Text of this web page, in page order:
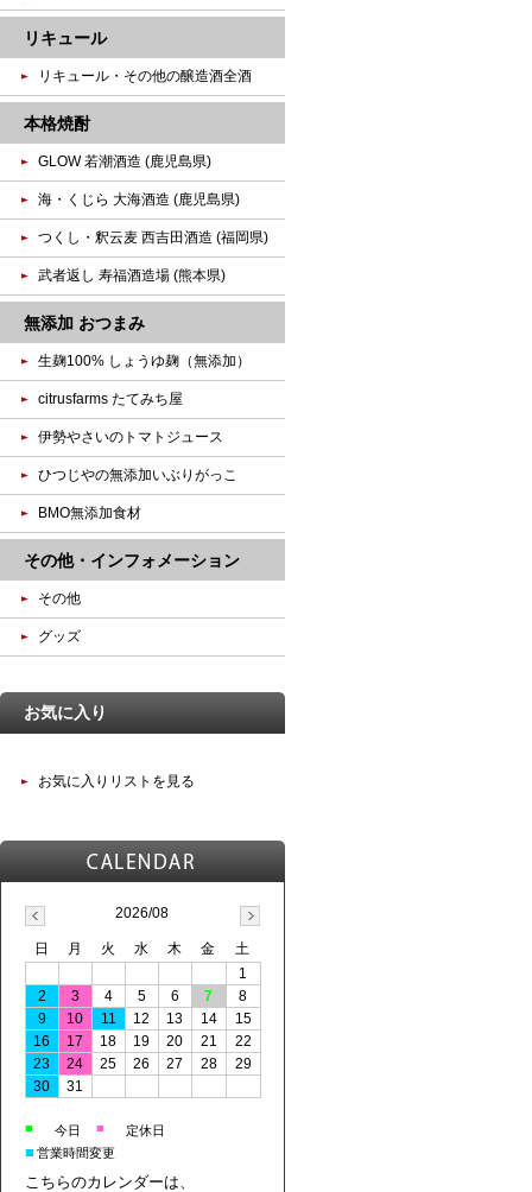
リキュール
リキュール・その他の醸造酒全酒
本格焼酎
GLOW 若潮酒造 (鹿児島県)
海・くじら 大海酒造 (鹿児島県)
つくし・釈云麦 西吉田酒造 (福岡県)
武者返し 寿福酒造場 (熊本県)
無添加 おつまみ
生麹100% しょうゆ麹（無添加）
citrusfarms たてみち屋
伊勢やさいのトマトジュース
ひつじやの無添加いぶりがっこ
BMO無添加食材
その他・インフォメーション
その他
グッズ
お気に入り
お気に入りリストを見る
2026/08
日 月 火 水 木 金
土
1
2
3 4 5 6 7
8
9
10 11 12 13 14
15
16
17 18 19 20 21
22
23
24 25 26 27 28
29
30
31
■ 今日 ■ 定休日
■ 営業時間変更
こちらのカレンダーは、